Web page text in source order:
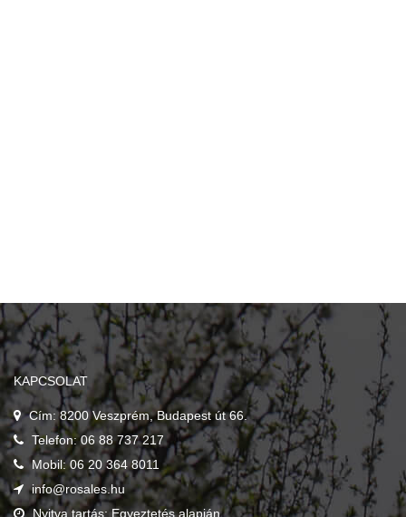
KAPCSOLAT
Cím: 8200 Veszprém, Budapest út 66.
Telefon: 06 88 737 217
Mobil: 06 20 364 8011
info@rosales.hu
Nyitva tartás: Egyeztetés alapján